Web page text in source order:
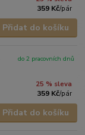
359 Kč/pár
Přidat do košíku
25 % sleva
359 Kč/pár
do 2 pracovních dnů
Přidat do košíku